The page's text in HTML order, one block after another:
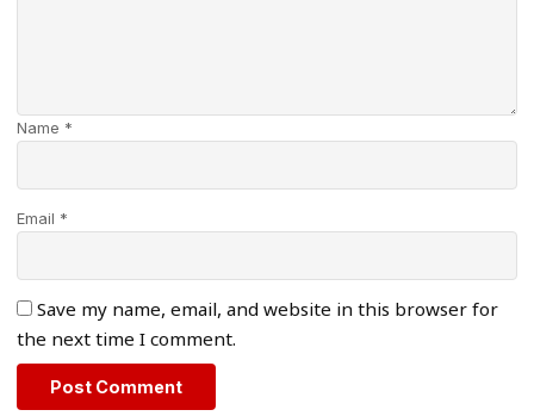
Name *
Email *
Save my name, email, and website in this browser for
the next time I comment.